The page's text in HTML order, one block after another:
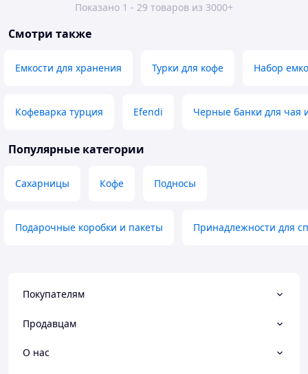
Показано 1 - 29 товаров из 3000+
Смотри также
Емкости для хранения Турки для кофе Набор
Кофеварка турция Efendi Черные банки для чая
Популярные категории
Сахарницы Кофе Подносы
Подарочные коробки и пакеты Принадлежности для
Покупателям
Продавцам
О нас